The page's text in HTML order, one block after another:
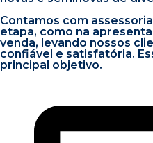
Contamos com
etapa, como na
venda, levando nossos
confiável e satisfatória.
principal objetivo.